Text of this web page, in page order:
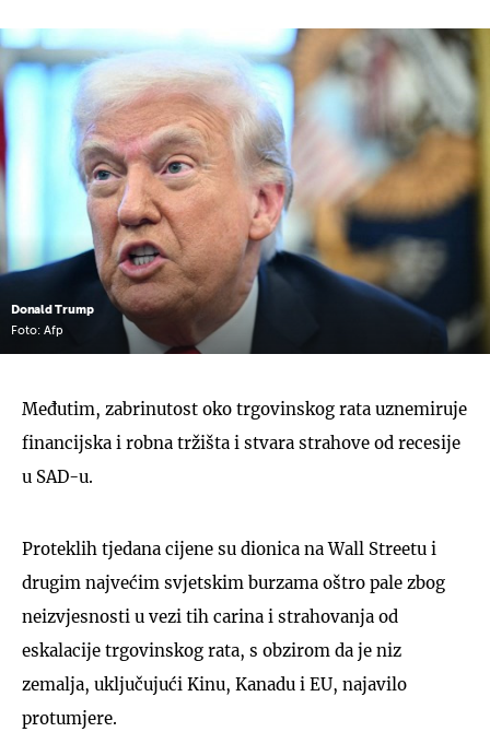
Donald Trump
Foto: Afp
Međutim, zabrinutost oko trgovinskog rata uznemiruje
financijska i robna tržišta i stvara strahove od recesije
u SAD-u.
Proteklih tjedana cijene su dionica na Wall Streetu i
drugim najvećim svjetskim burzama oštro pale zbog
neizvjesnosti u vezi tih carina i strahovanja od
eskalacije trgovinskog rata, s obzirom da je niz
zemalja, uključujući Kinu, Kanadu i EU, najavilo
protumjere.